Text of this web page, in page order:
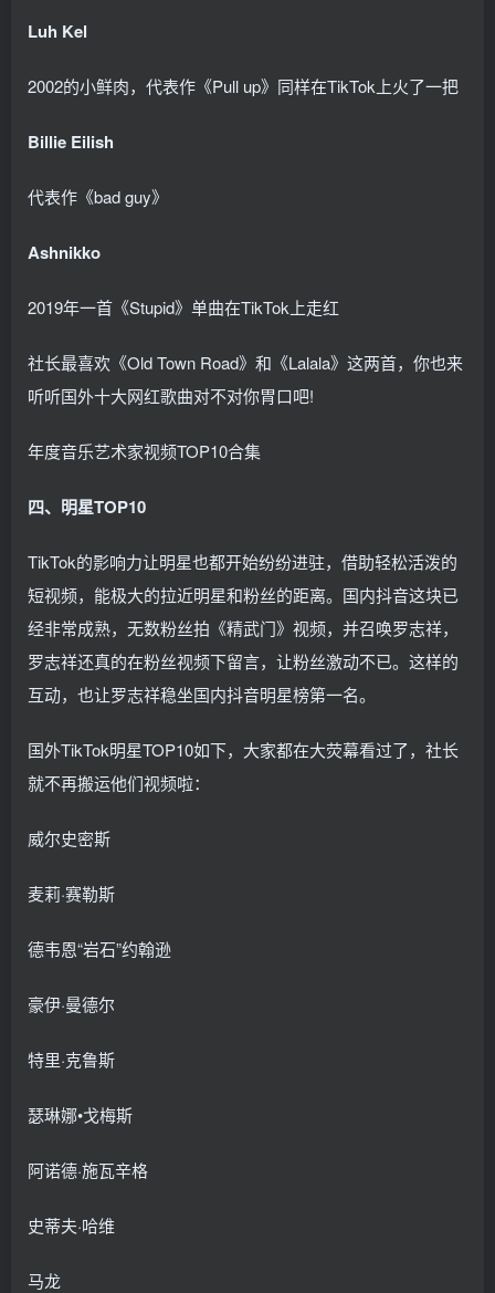
Luh Kel
2002的小鲜肉，代表作《Pull up》同样在TikTok上火了一把
Billie Eilish
代表作《bad guy》
Ashnikko
2019年一首《Stupid》单曲在TikTok上走红
社长最喜欢《Old Town Road》和《Lalala》这两首，你也来
听听国外十大网红歌曲对不对你胃口吧!
年度音乐艺术家视频TOP10合集
四、明星TOP10
TikTok的影响力让明星也都开始纷纷进驻，借助轻松活泼的
短视频，能极大的拉近明星和粉丝的距离。国内抖音这块已
经非常成熟，无数粉丝拍《精武门》视频，并召唤罗志祥，
罗志祥还真的在粉丝视频下留言，让粉丝激动不已。这样的
互动，也让罗志祥稳坐国内抖音明星榜第一名。
国外TikTok明星TOP10如下，大家都在大荧幕看过了，社长
就不再搬运他们视频啦：
威尔史密斯
麦莉·赛勒斯
德韦恩“岩石”约翰逊
豪伊·曼德尔
特里·克鲁斯
瑟琳娜•戈梅斯
阿诺德·施瓦辛格
史蒂夫·哈维
马龙